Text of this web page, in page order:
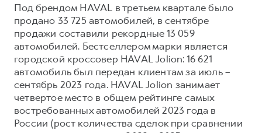
Под брендом HAVAL в третьем квартале было
продано 33 725 автомобилей, в сентябре
продажи составили рекордные 13 059
автомобилей. Бестселлером марки является
городской кроссовер HAVAL Jolion: 16 621
автомобиль был передан клиентам за июль –
сентябрь 2023 года. HAVAL Jolion занимает
четвертое место в общем рейтинге самых
востребованных автомобилей 2023 года в
России (рост количества сделок при сравнении